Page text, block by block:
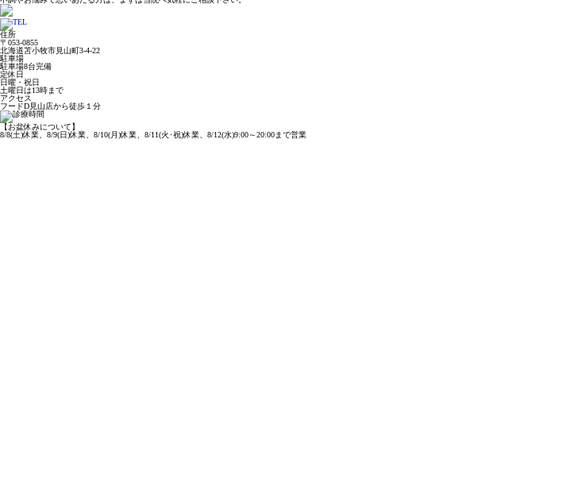
住所
〒053-0855
北海道苫小牧市見山町3-4-22
駐車場
駐車場8台完備
定休日
日曜・祝日
土曜日は13時まで
アクセス
フードD見山店から徒歩１分
【お盆休みについて】
8/8(土)休業、8/9(日)休業、8/10(月)休業、8/11(火･祝)休業、8/12(水)9:00～20:00まで営業